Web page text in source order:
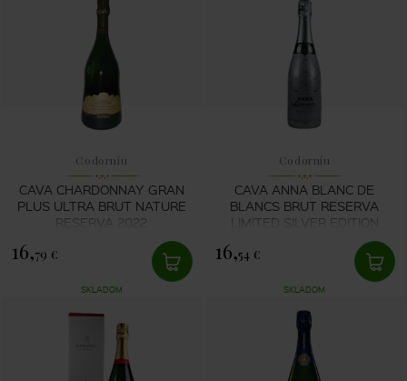
Codorníu
CAVA CHARDONNAY GRAN
PLUS ULTRA BRUT NATURE
RESERVA 2022
16,79 €
SKLADOM
Codorníu
CAVA ANNA BLANC DE
BLANCS BRUT RESERVA
LIMITED SILVER EDITION
16,54 €
SKLADOM